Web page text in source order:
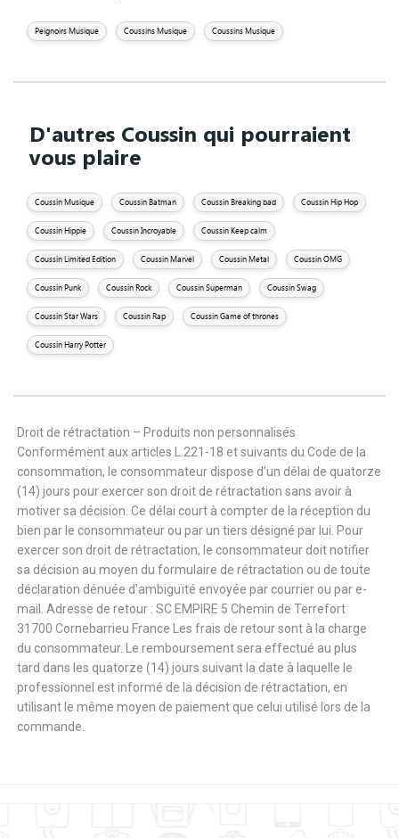
Peignoirs Musique Coussins Musique Coussins Musique
D'autres Coussin qui pourraient
vous plaire
Coussin Musique Coussin Batman Coussin Breaking bad Coussin Hip Hop
Coussin Hippie Coussin Incroyable Coussin Keep calm
Coussin Limited Edition Coussin Marvel Coussin Metal Coussin OMG
Coussin Punk Coussin Rock Coussin Superman Coussin Swag
Coussin Star Wars Coussin Rap Coussin Game of thrones
Coussin Harry Potter
Droit de rétractation – Produits non personnalisés
Conformément aux articles L.221-18 et suivants du Code de la
consommation, le consommateur dispose d’un délai de quatorze
(14) jours pour exercer son droit de rétractation sans avoir à
motiver sa décision. Ce délai court à compter de la réception du
bien par le consommateur ou par un tiers désigné par lui. Pour
exercer son droit de rétractation, le consommateur doit notifier
sa décision au moyen du formulaire de rétractation ou de toute
déclaration dénuée d’ambiguïté envoyée par courrier ou par e-
mail. Adresse de retour : SC EMPIRE 5 Chemin de Terrefort
31700 Cornebarrieu France Les frais de retour sont à la charge
du consommateur. Le remboursement sera effectué au plus
tard dans les quatorze (14) jours suivant la date à laquelle le
professionnel est informé de la décision de rétractation, en
utilisant le même moyen de paiement que celui utilisé lors de la
commande.